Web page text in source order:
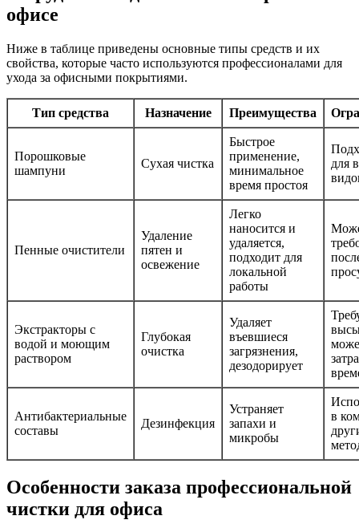
офисе
Ниже в таблице приведены основные типы средств и их
свойства, которые часто используются профессионалами для
ухода за офисными покрытиями.
Тип средства Назначение Преимущества
Порошковые
шампуни
Сухая чистка
Быстрое
применение,
минимальное
время простоя
для
Пенные очистители
Удаление
пятен и
освежение
Легко
наносится и
удаляется,
подходит для
локальной
работы
Экстракторы с
водой и моющим
раствором
Глубокая
очистка
Удаляет
въевшиеся
загрязнения,
дезодорирует
Антибактериальные
составы
Дезинфекция
Устраняет
запахи и
микробы
в
Особенности заказа профессиональной
чистки для офиса